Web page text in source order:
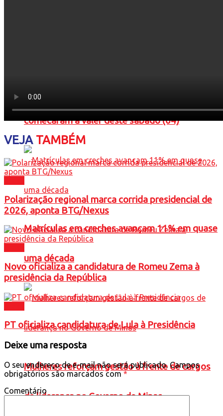
comecaram a valer deste sábado (04)
Matrículas em creches avançam 11% em quase
uma década
Mulheres reforçam gestão à frente de cargos
de liderança no Governo de Minas
VEJATAMBÉM
Polarização regional marca corrida presidencial de
2026, aponta BTG/Nexus
Novo oficializa a candidatura de Romeu Zema à
presidência da República
PT oficializa candidatura de Lula à Presidência
Deixe uma resposta
O seu endereço de e-mail não será publicado. Campos
obrigatórios são marcados com*
Comentário